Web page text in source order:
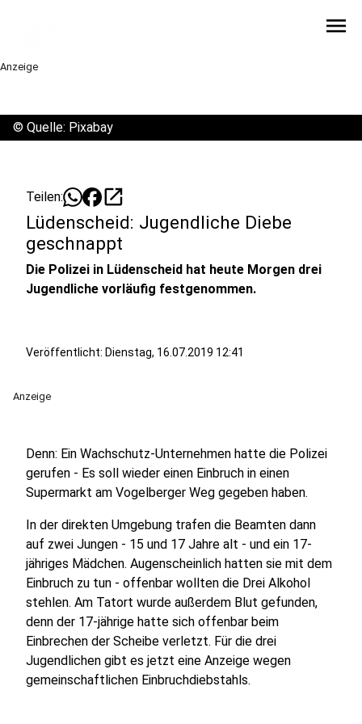
menu
Anzeige
© Quelle: Pixabay
Teilen: open_in_new
Lüdenscheid: Jugendliche Diebe
geschnappt
Die Polizei in Lüdenscheid hat heute Morgen drei
Jugendliche vorläufig festgenommen.
Veröffentlicht: Dienstag, 16.07.2019 12:41
Anzeige
Denn: Ein Wachschutz-Unternehmen hatte die Polizei
gerufen - Es soll wieder einen Einbruch in einen
Supermarkt am Vogelberger Weg gegeben haben.
In der direkten Umgebung trafen die Beamten dann
auf zwei Jungen - 15 und 17 Jahre alt - und ein 17-
jähriges Mädchen. Augenscheinlich hatten sie mit dem
Einbruch zu tun - offenbar wollten die Drei Alkohol
stehlen. Am Tatort wurde außerdem Blut gefunden,
denn der 17-jährige hatte sich offenbar beim
Einbrechen der Scheibe verletzt. Für die drei
Jugendlichen gibt es jetzt eine Anzeige wegen
gemeinschaftlichen Einbruchdiebstahls.